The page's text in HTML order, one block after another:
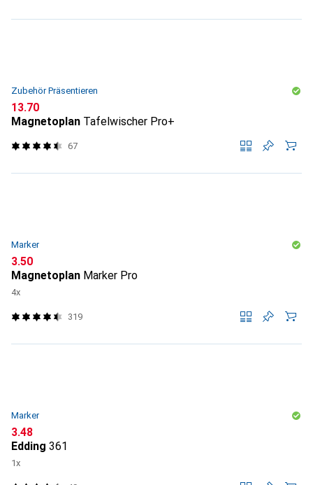
Zubehör Präsentieren
CHF
13.70
Magnetoplan Tafelwischer Pro+
67
Marker
CHF
3.50
Magnetoplan Marker Pro
4x
319
Marker
CHF
3.48
Edding 361
1x